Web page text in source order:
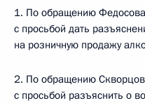
1. По обращению
с просьбой дать
на розничную продажу
2. По обращению
с просьбой разъяснить о